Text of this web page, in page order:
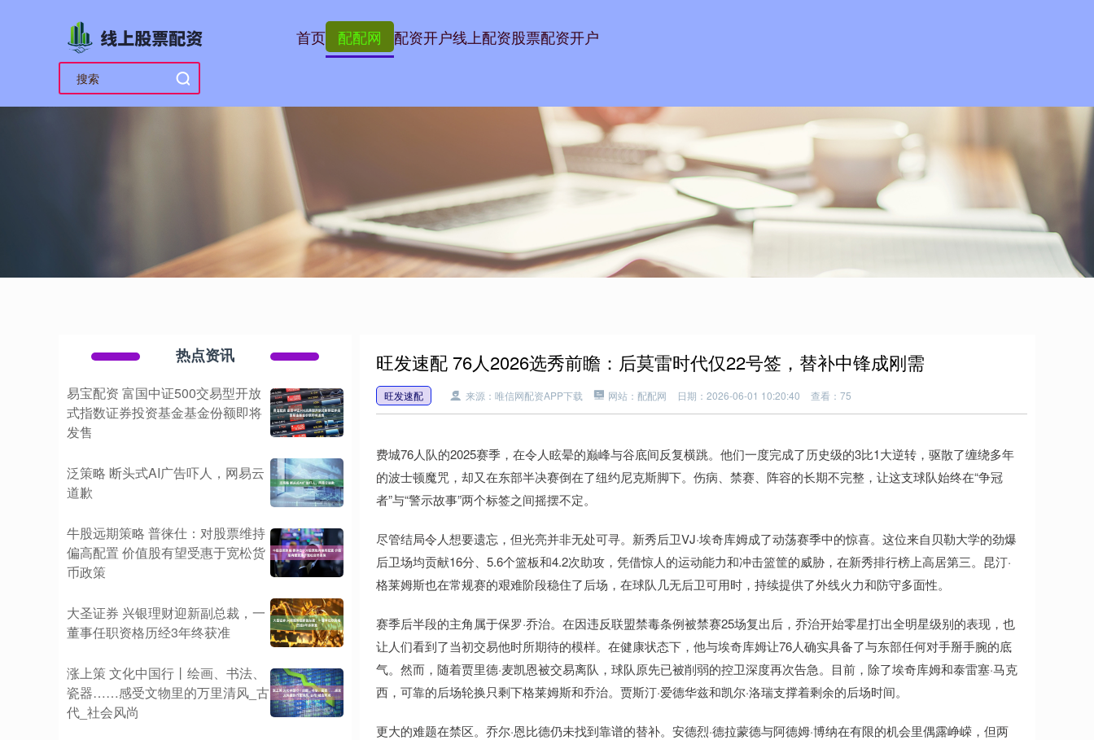
首页 配配网 配资开户线上配资股票配资开户
旺发速配 76人2026选秀前瞻：后莫雷时代仅22号签，替补中锋成刚需
旺发速配 来源：唯信网配资APP下载 网站：配配网 日期：2026-06-01 10:20:40 查看：75
费城76人队的2025赛季，在令人眩晕的巅峰与谷底间反复横跳。他们一度完成了历史级的3比1大逆转，驱散了缠绕多年
的波士顿魔咒，却又在东部半决赛倒在了纽约尼克斯脚下。伤病、禁赛、阵容的长期不完整，让这支球队始终在“争冠
者”与“警示故事”两个标签之间摇摆不定。
尽管结局令人想要遗忘，但光亮并非无处可寻。新秀后卫VJ·埃奇库姆成了动荡赛季中的惊喜。这位来自贝勒大学的劲爆
后卫场均贡献16分、5.6个篮板和4.2次助攻，凭借惊人的运动能力和冲击篮筐的威胁，在新秀排行榜上高居第三。昆汀·
格莱姆斯也在常规赛的艰难阶段稳住了后场，在球队几无后卫可用时，持续提供了外线火力和防守多面性。
赛季后半段的主角属于保罗·乔治。在因违反联盟禁毒条例被禁赛25场复出后，乔治开始零星打出全明星级别的表现，也
让人们看到了当初交易他时所期待的模样。在健康状态下，他与埃奇库姆让76人确实具备了与东部任何对手掰手腕的底
气。然而，随着贾里德·麦凯恩被交易离队，球队原先已被削弱的控卫深度再次告急。目前，除了埃奇库姆和泰雷塞·马克
西，可靠的后场轮换只剩下格莱姆斯和乔治。贾斯汀·爱德华兹和凯尔·洛瑞支撑着剩余的后场时间。
更大的难题在禁区。乔尔·恩比德仍未找到靠谱的替补。安德烈·德拉蒙德与阿德姆·博纳在有限的机会里偶露峥嵘，但两
热点资讯
易宝配资 富国中证500交易型开放
式指数证券投资基金基金份额即将
发售
泛策略 断头式AI广告吓人，网易云
道歉
牛股远期策略 普徕仕：对股票维持
偏高配置 价值股有望受惠于宽松货
币政策
大圣证券 兴银理财迎新副总裁，一
董事任职资格历经3年终获准
涨上策 文化中国行丨绘画、书法、
瓷器……感受文物里的万里清风_古
代_社会风尚